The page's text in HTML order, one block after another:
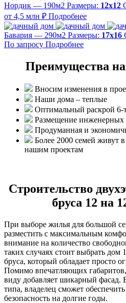
Нордик — 190м2 Размеры: 12х12
от 4,5 млн ₽ Подробнее
Бавария — 290м2 Размеры: 17х16
По запросу Подробнее
Преимущества
Вносим изменения в
Наши дома – теплые
Оптимальный раскрой 6-
Размещение инженерных
Продуманная и
Более 2000 семей живут
нашим проектам
Строительство
бруса 12 на
При выборе жилья для большой
разместить с максимальным
внимание на количество
таких случаях стоит выбрать дом
бруса, который обладает просто
Помимо впечатляющих
виду добавляет шикарный фасад.
типа, владелец сможет
безопасность на долгие годы.